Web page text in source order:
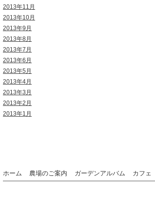
2013年11月
2013年10月
2013年9月
2013年8月
2013年7月
2013年6月
2013年5月
2013年4月
2013年3月
2013年2月
2013年1月
ホーム 農場のご案内 ガーデンアルバム カフェ